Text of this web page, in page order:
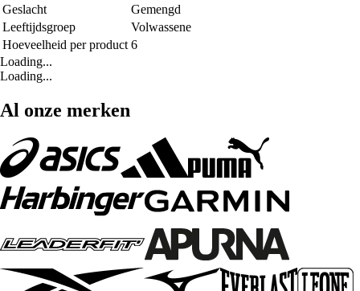
Geslacht
Gemengd
Leeftijdsgroep
Volwassene
Hoeveelheid per product 6
Loading...
Loading...
Al onze merken